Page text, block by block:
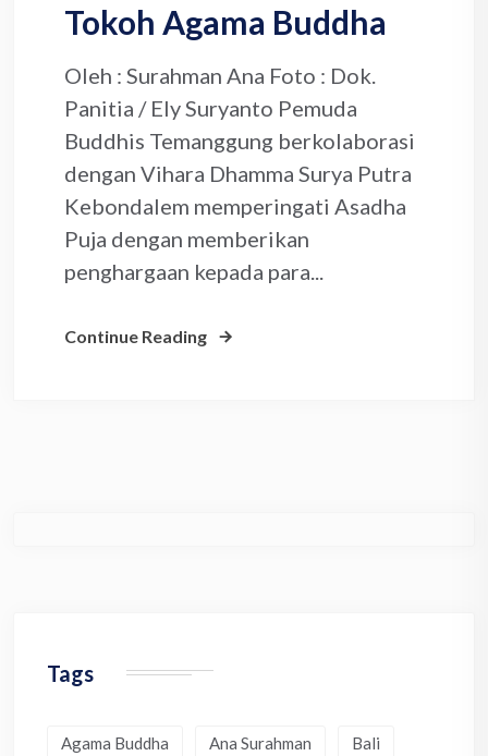
Tokoh Agama Buddha
Oleh : Surahman Ana Foto : Dok.
Panitia / Ely Suryanto Pemuda
Buddhis Temanggung berkolaborasi
dengan Vihara Dhamma Surya Putra
Kebondalem memperingati Asadha
Puja dengan memberikan
penghargaan kepada para...
Continue Reading
Tags
Agama Buddha Ana Surahman Bali